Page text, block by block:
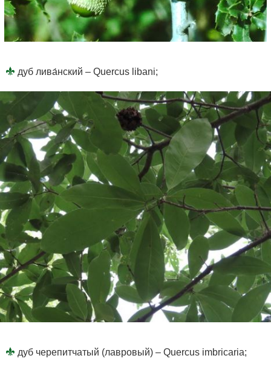
дуб лива́нский – Quercus libani;
дуб черепитчатый (лавровый) – Quercus imbricaria;